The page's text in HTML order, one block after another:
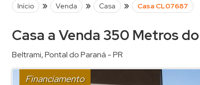
Início » Venda » Casa » Casa CL07687
Casa a Venda 350 Metros
Beltrami,Pontal do Paraná -PR
Financiamento